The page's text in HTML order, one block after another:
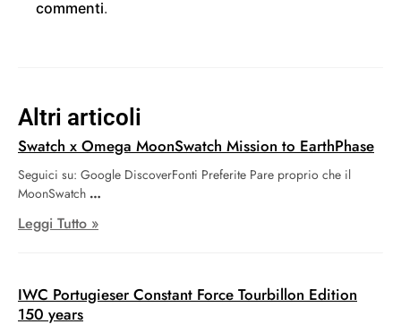
Altri articoli
Swatch x Omega MoonSwatch Mission to EarthPhase
Seguici su: Google DiscoverFonti Preferite Pare proprio che il
MoonSwatch
Leggi Tutto »
IWC Portugieser Constant Force Tourbillon Edition
150 years
commenti.